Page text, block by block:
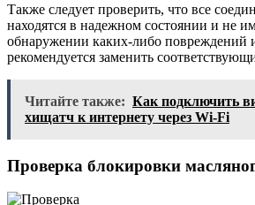
Также следует проверить, что все
находятся в надежном состоянии и не
обнаружении каких-либо повреждений
рекомендуется заменить
Читайте также: Как подключить
хищатч к интернету через Wi-Fi
Проверка блокировки